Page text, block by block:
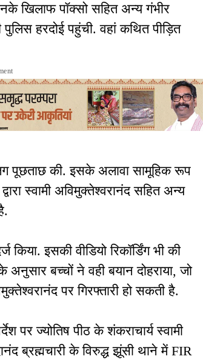
खिलाफ पॉक्सो सहित अन्य गंभीर
हरदोई पहुंची. वहां कथित पीड़ित
की. इसके अलावा सामूहिक रूप
स्वामी अविमुक्तेश्वरानंद सहित अन्य
इसकी वीडियो रिकॉर्डिंग भी की
बच्चों ने वही बयान दोहराया, जो
पर गिरफ्तारी हो सकती है.
पर ज्योतिष पीठ के शंकराचार्य स्वामी
ब्रह्मचारी के विरुद्ध झूंसी थाने में FIR